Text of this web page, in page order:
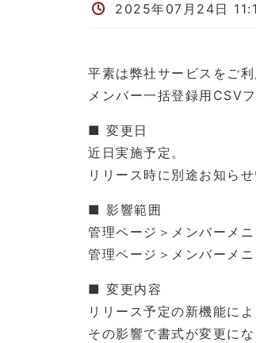
2025年07月24日
平素は弊社サービスをご
メンバー一括登録用CSV
■ 変更日
近日実施予定。
リリース時に別途お知らせ
■ 影響範囲
管理ページ＞メンバーメ
管理ページ＞メンバーメ
■ 変更内容
リリース予定の新機能に
その影響で書式が変更に